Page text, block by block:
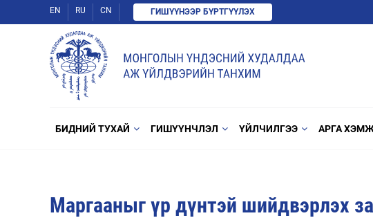
EN RU CN ГИШҮҮНЭЭР БҮРТГҮҮЛЭХ
БИДНИЙ ТУХАЙ ГИШҮҮНЧЛЭЛ ҮЙЛЧИЛГЭЭ АРГА
Маргааныг үр дүнтэй шийдвэрлэх